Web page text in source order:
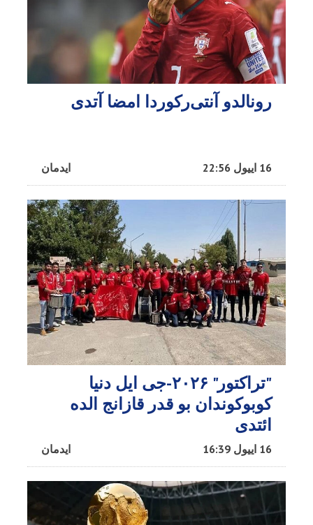
رونالدو آنتی‌رکوردا امضا آتدی
ایدمان 16 اییول 22:56
"تراکتور" ۲۰۲۶-جی ایل دنیا
کوبوکوندان بو قدر قازانج الده
ائتدی
ایدمان 16 اییول 16:39